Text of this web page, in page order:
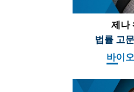
제나
법률 고
바이